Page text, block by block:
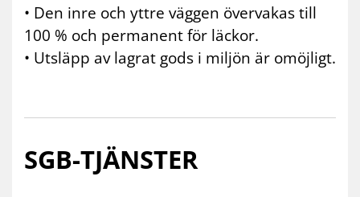
• Den inre och yttre väggen övervakas till
100 % och permanent för läckor.
• Utsläpp av lagrat gods i miljön är omöjligt.
SGB-TJÄNS­TER